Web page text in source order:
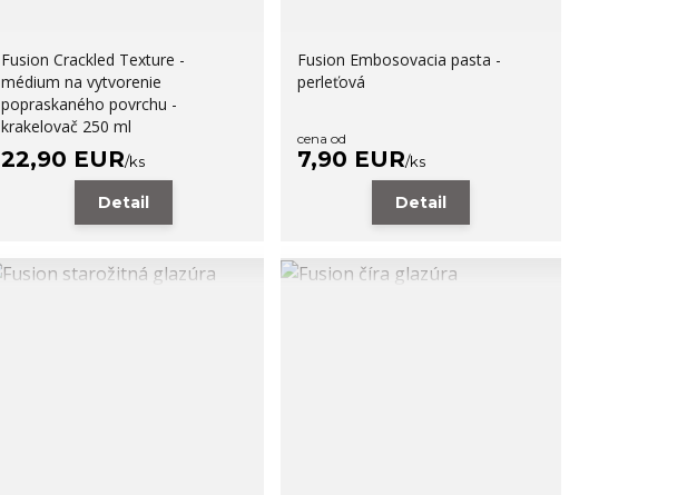
Fusion Crackled Texture -
médium na vytvorenie
popraskaného povrchu -
krakelovač 250 ml
22,90 EUR/ks
Detail
Fusion Embosovacia pasta -
perleťová
cena od
7,90 EUR/ks
Detail